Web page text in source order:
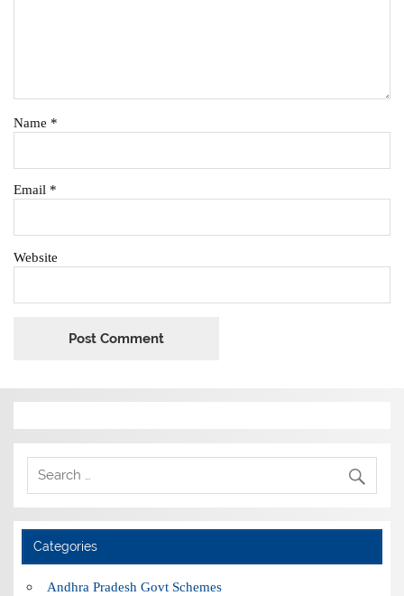
Name *
Email *
Website
Categories
Andhra Pradesh Govt Schemes